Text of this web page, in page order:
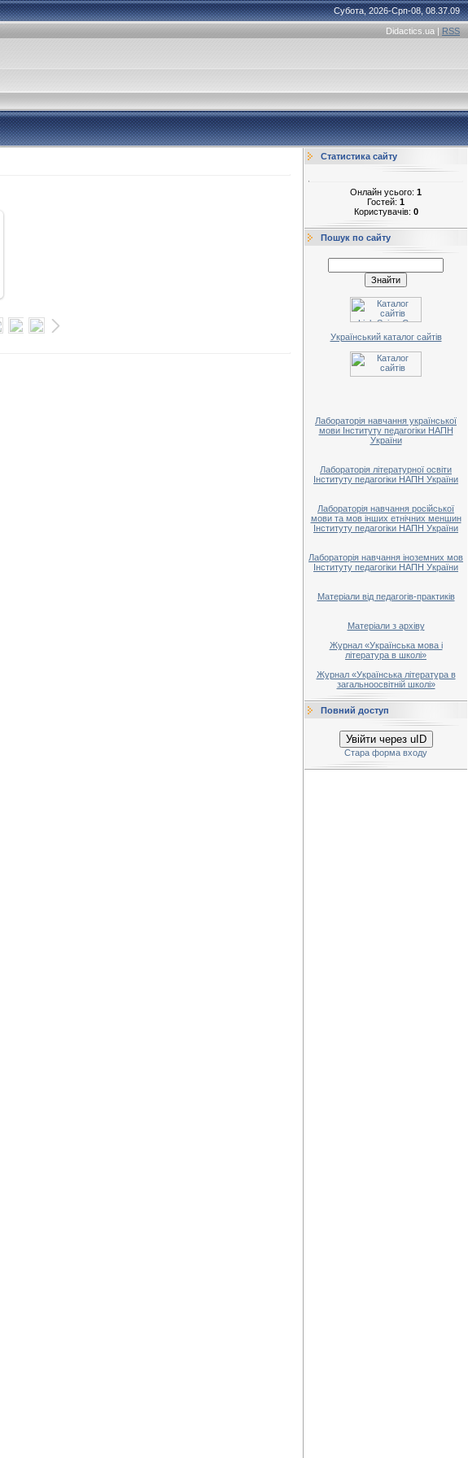
Субота, 2026-Срп-08, 08.37.09
Didactics.ua | RSS
Статистика сайту
Онлайн усього: 1
Гостей: 1
Користувачів: 0
Пошук по сайту
Український каталог сайтів
Лабораторія навчання української
мови Інституту педагогіки НАПН
України
Лабораторія літературної освіти
Інституту педагогіки НАПН України
Лабораторія навчання російської
мови та мов інших етнічних меншин
Інституту педагогіки НАПН України
Лабораторія навчання іноземних мов
Інституту педагогіки НАПН України
Матеріали від педагогів-практиків
Матеріали з архіву
Журнал «Українська мова і
література в школі»
Журнал «Українська література в
загальноосвітній школі»
Повний доступ
Увійти через uID
Стара форма входу